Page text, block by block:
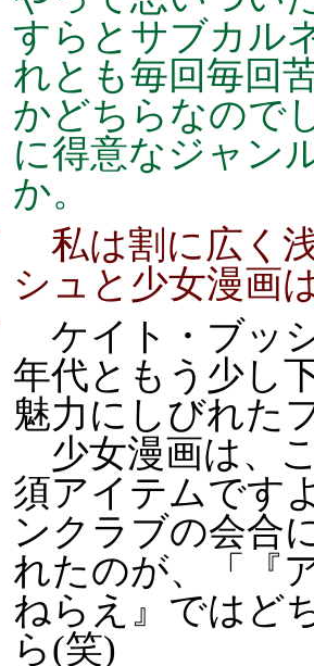
すらとサブカル
れとも毎回毎回
かどちらなので
に得意なジャン
か。
私は割に広く
シュと少女漫画
ケイト・ブッ
年代ともう少し
魅力にしびれた
少女漫画は、
須アイテムです
ンクラブの会合
れたのが、「『
ねらえ』ではど
ら(笑)